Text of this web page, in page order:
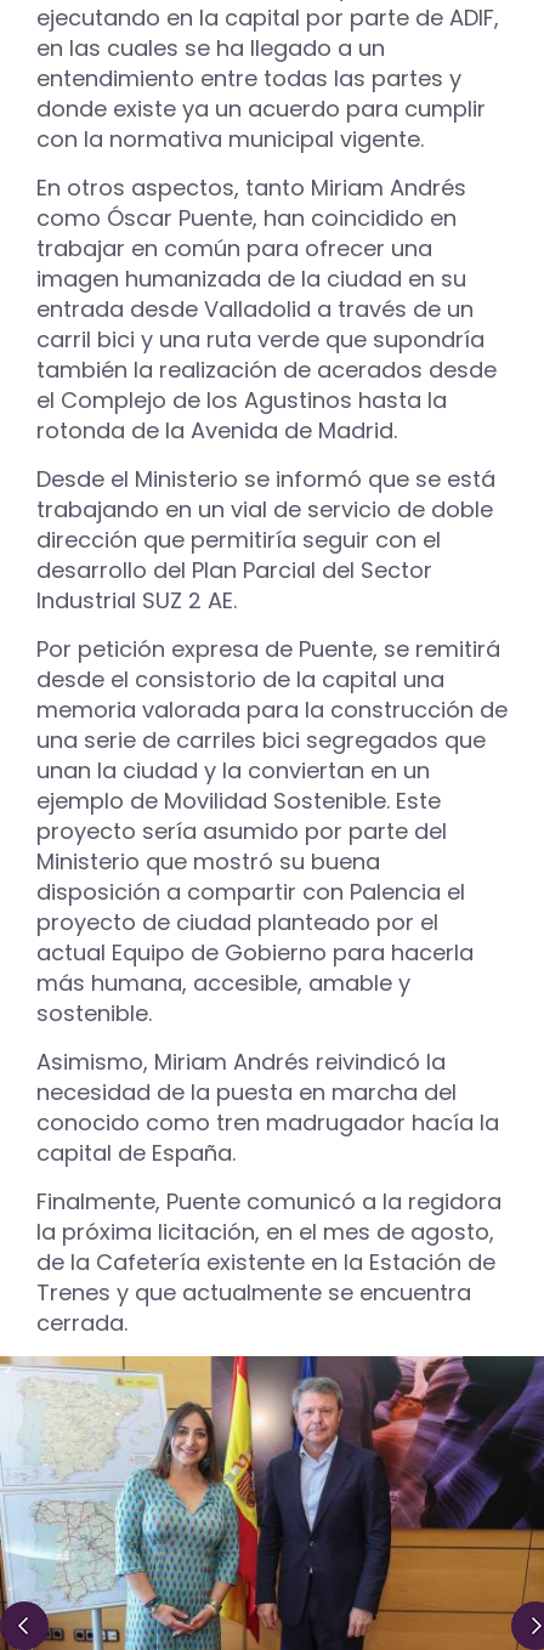
ejecutando en la capital por parte de ADIF,
en las cuales se ha llegado a un
entendimiento entre todas las partes y
donde existe ya un acuerdo para cumplir
con la normativa municipal vigente.
En otros aspectos, tanto Miriam Andrés
como Óscar Puente, han coincidido en
trabajar en común para ofrecer una
imagen humanizada de la ciudad en su
entrada desde Valladolid a través de un
carril bici y una ruta verde que supondría
también la realización de acerados desde
el Complejo de los Agustinos hasta la
rotonda de la Avenida de Madrid.
Desde el Ministerio se informó que se está
trabajando en un vial de servicio de doble
dirección que permitiría seguir con el
desarrollo del Plan Parcial del Sector
Industrial SUZ 2 AE.
Por petición expresa de Puente, se remitirá
desde el consistorio de la capital una
memoria valorada para la construcción de
una serie de carriles bici segregados que
unan la ciudad y la conviertan en un
ejemplo de Movilidad Sostenible. Este
proyecto sería asumido por parte del
Ministerio que mostró su buena
disposición a compartir con Palencia el
proyecto de ciudad planteado por el
actual Equipo de Gobierno para hacerla
más humana, accesible, amable y
sostenible.
Asimismo, Miriam Andrés reivindicó la
necesidad de la puesta en marcha del
conocido como tren madrugador hacía la
capital de España.
Finalmente, Puente comunicó a la regidora
la próxima licitación, en el mes de agosto,
de la Cafetería existente en la Estación de
Trenes y que actualmente se encuentra
cerrada.